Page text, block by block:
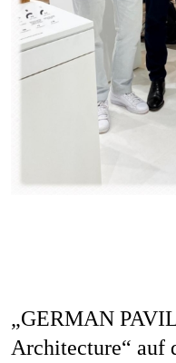
„GERMAN
Architecture“ auf